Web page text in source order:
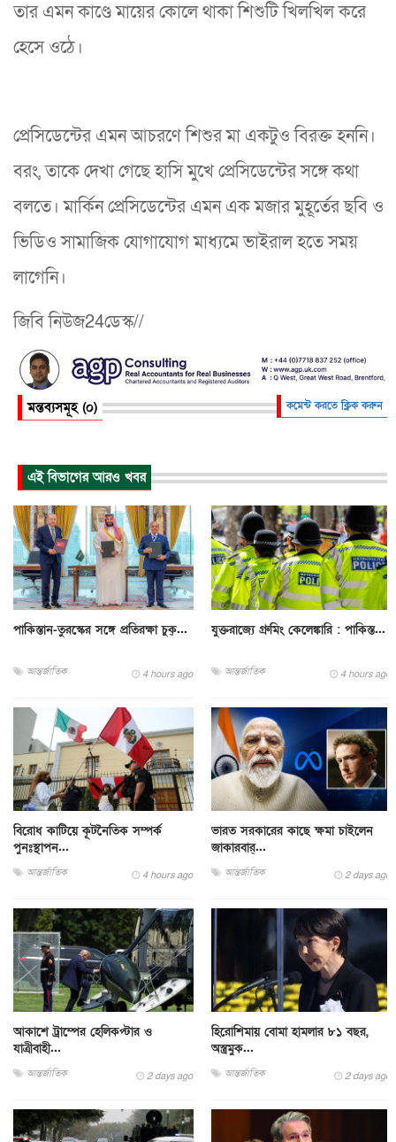
তার এমন কাণ্ডে মায়ের কোলে থাকা শিশুটি খিলখিল করে
হেসে ওঠে।
প্রেসিডেন্টের এমন আচরণে শিশুর মা একটুও বিরক্ত হননি।
বরং, তাকে দেখা গেছে হাসি মুখে প্রেসিডেন্টের সঙ্গে কথা
বলতে। মার্কিন প্রেসিডেন্টের এমন এক মজার মুহূর্তের ছবি ও
ভিডিও সামাজিক যোগাযোগ মাধ্যমে ভাইরাল হতে সময়
লাগেনি।
জিবি নিউজ24ডেস্ক//
মন্তব্যসমূহ (০) কমেন্ট করতে ক্লিক করুন
এই বিভাগের আরও খবর
পাকিস্তান-তুরস্কের সঙ্গে প্রতিরক্ষা চুক্...
আন্তর্জাতিক 4 hours ago
যুক্তরাজ্যে গ্রুমিং কেলেঙ্কারি : পাকিস্ত...
আন্তর্জাতিক 4 hours ago
বিরোধ কাটিয়ে কূটনৈতিক সম্পর্ক
পুনঃস্থাপন...
আন্তর্জাতিক 4 hours ago
ভারত সরকারের কাছে ক্ষমা চাইলেন
জাকারবার্...
আন্তর্জাতিক 2 days ago
আকাশে ট্রাম্পের হেলিকপ্টার ও
যাত্রীবাহী...
আন্তর্জাতিক 2 days ago
হিরোশিমায় বোমা হামলার ৮১ বছর,
অস্ত্রমুক...
আন্তর্জাতিক 2 days ago